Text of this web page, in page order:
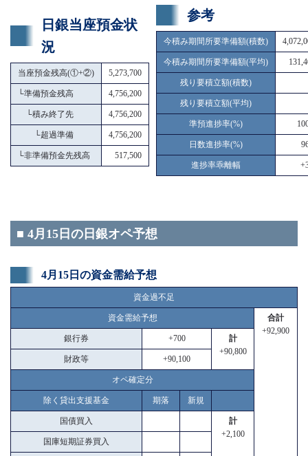
日銀当座預金状
況
当座預金残高(①+②) 5,273,700
└準備預金残高 4,756,200
└積み終了先 4,756,200
└超過準備 4,756,200
└非準備預金先残高 517,500
参考
今積み期間所要準備額(積数)
今積み期間所要準備額(平均)
残り要積立額(積数)
残り要積立額(平均)
準預進捗率(%)
日数進捗率(%)
進捗率乖離幅
■ 4月15日の日銀オペ予想
4月15日の資金需給予想
資金過不足
資金需給予想
合計
+92,900
銀行券 +700
計
+90,800
財政等 +90,100
オペ確定分
除く貸出支援基金 期落 新規
国債買入
計
+2,100
国庫短期証券買入